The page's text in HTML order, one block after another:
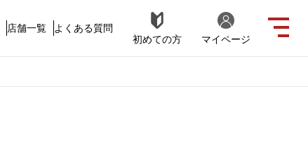
店舗一覧
よくある質問
初めての方
マイページ